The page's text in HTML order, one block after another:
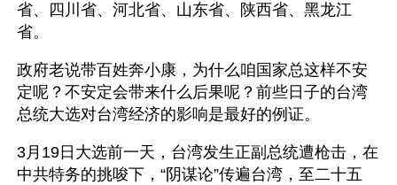
省、四川省、河北省、山东省、陕西省、黑龙江
省。
政府老说带百姓奔小康，为什么咱国家总这样不安
定呢？不安定会带来什么后果呢？前些日子的台湾
总统大选对台湾经济的影响是最好的例证。
3月19日大选前一天，台湾发生正副总统遭枪击，在
中共特务的挑唆下，“阴谋论”传遍台湾，至二十五